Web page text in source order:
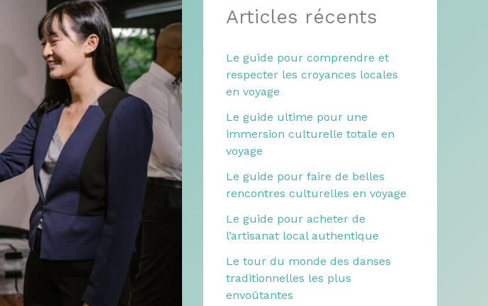
Articles récents
Le guide pour comprendre et
respecter les croyances locales
en voyage
Le guide ultime pour une
immersion culturelle totale en
voyage
Le guide pour faire de belles
rencontres culturelles en voyage
Le guide pour acheter de
l’artisanat local authentique
Le tour du monde des danses
traditionnelles les plus
envoûtantes